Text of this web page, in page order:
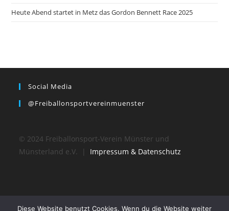
Heute Abend startet in Metz das Gordon Bennett Race 2025
Social Media
@freiballonsportvereinmuenster
© 2024 Freiballonsport-Verein Münster und
Münsterland e.V. | Impressum & Datenschutz
Diese Website benutzt Cookies. Wenn du die Website weiter